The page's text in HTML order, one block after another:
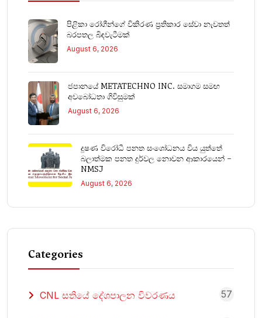
පිළිකා රෝගීන්ගේ විකිරණ ප්‍රතිකාර සේවා නැවතත්
බරපතල බිඳවැටීමක්
August 6, 2026
ජපානයේ METATECHNO INC. සමාගම සමඟ
අවබෝධතා ගිවිසුමක්
August 6, 2026
දූෂණ විරෝධී පනත සංශෝධනය විය යුත්තේ
බලාත්මක පනත දුර්වල නොවන ආකාරයෙන් –
NMSJ
August 6, 2026
Categories
CNL සතියේ දේශපාලන විවරණය 57